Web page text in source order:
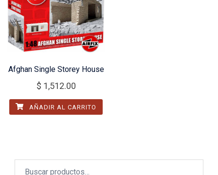
Afghan Single Storey House
$ 1,512.00
AÑADIR AL CARRITO